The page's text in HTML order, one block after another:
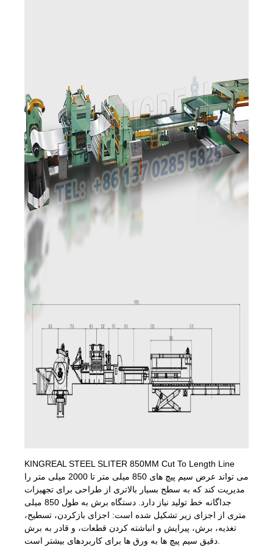
KINGREAL STEEL SLITER 850MM Cut To Length Line
می تواند عرض سیم پیچ های 850 میلی متر تا 2000 میلی متر را
مدیریت کند که به سطح بسیار بالاتری از طراحی برای تجهیزات
جداگانه خط تولید نیاز دارد. دستگاه برش به طول 850 میلی
متری از اجزای زیر تشکیل شده است: اجزای بازکردن، تسطیح،
تغذیه، برش، پیرایش و انباشته کردن قطعات، و قادر به برش